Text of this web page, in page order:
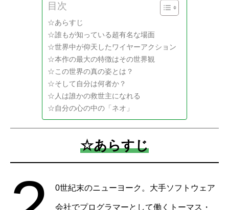
目次
☆あらすじ
☆誰もが知っている超有名な場面
☆世界中が仰天したワイヤーアクション
☆本作の最大の特徴はその世界観
☆この世界の真の姿とは？
☆そして自分は何者か？
☆人は誰かの救世主になれる
☆自分の心の中の「ネオ」
☆あらすじ
0世紀末のニューヨーク。大手ソフトウェア
会社でプログラマーとして働くトーマス・